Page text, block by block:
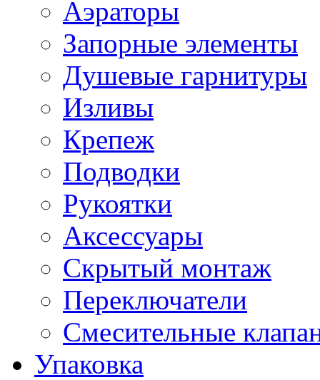
Аэраторы
Запорные элементы
Душевые гарнитуры
Изливы
Крепеж
Подводки
Рукоятки
Аксессуары
Скрытый монтаж
Переключатели
Смесительные
Упаковка